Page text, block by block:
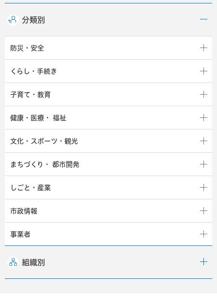
分類別
防災・安全
くらし・手続き
子育て・教育
健康・医療・ 福祉
文化・スポーツ・観光
まちづくり・ 都市開発
しごと・産業
市政情報
事業者
組織別